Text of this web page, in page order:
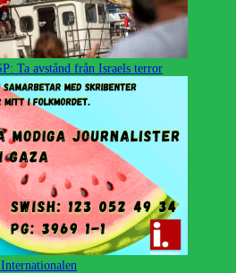
Ta avstånd från Israels terror